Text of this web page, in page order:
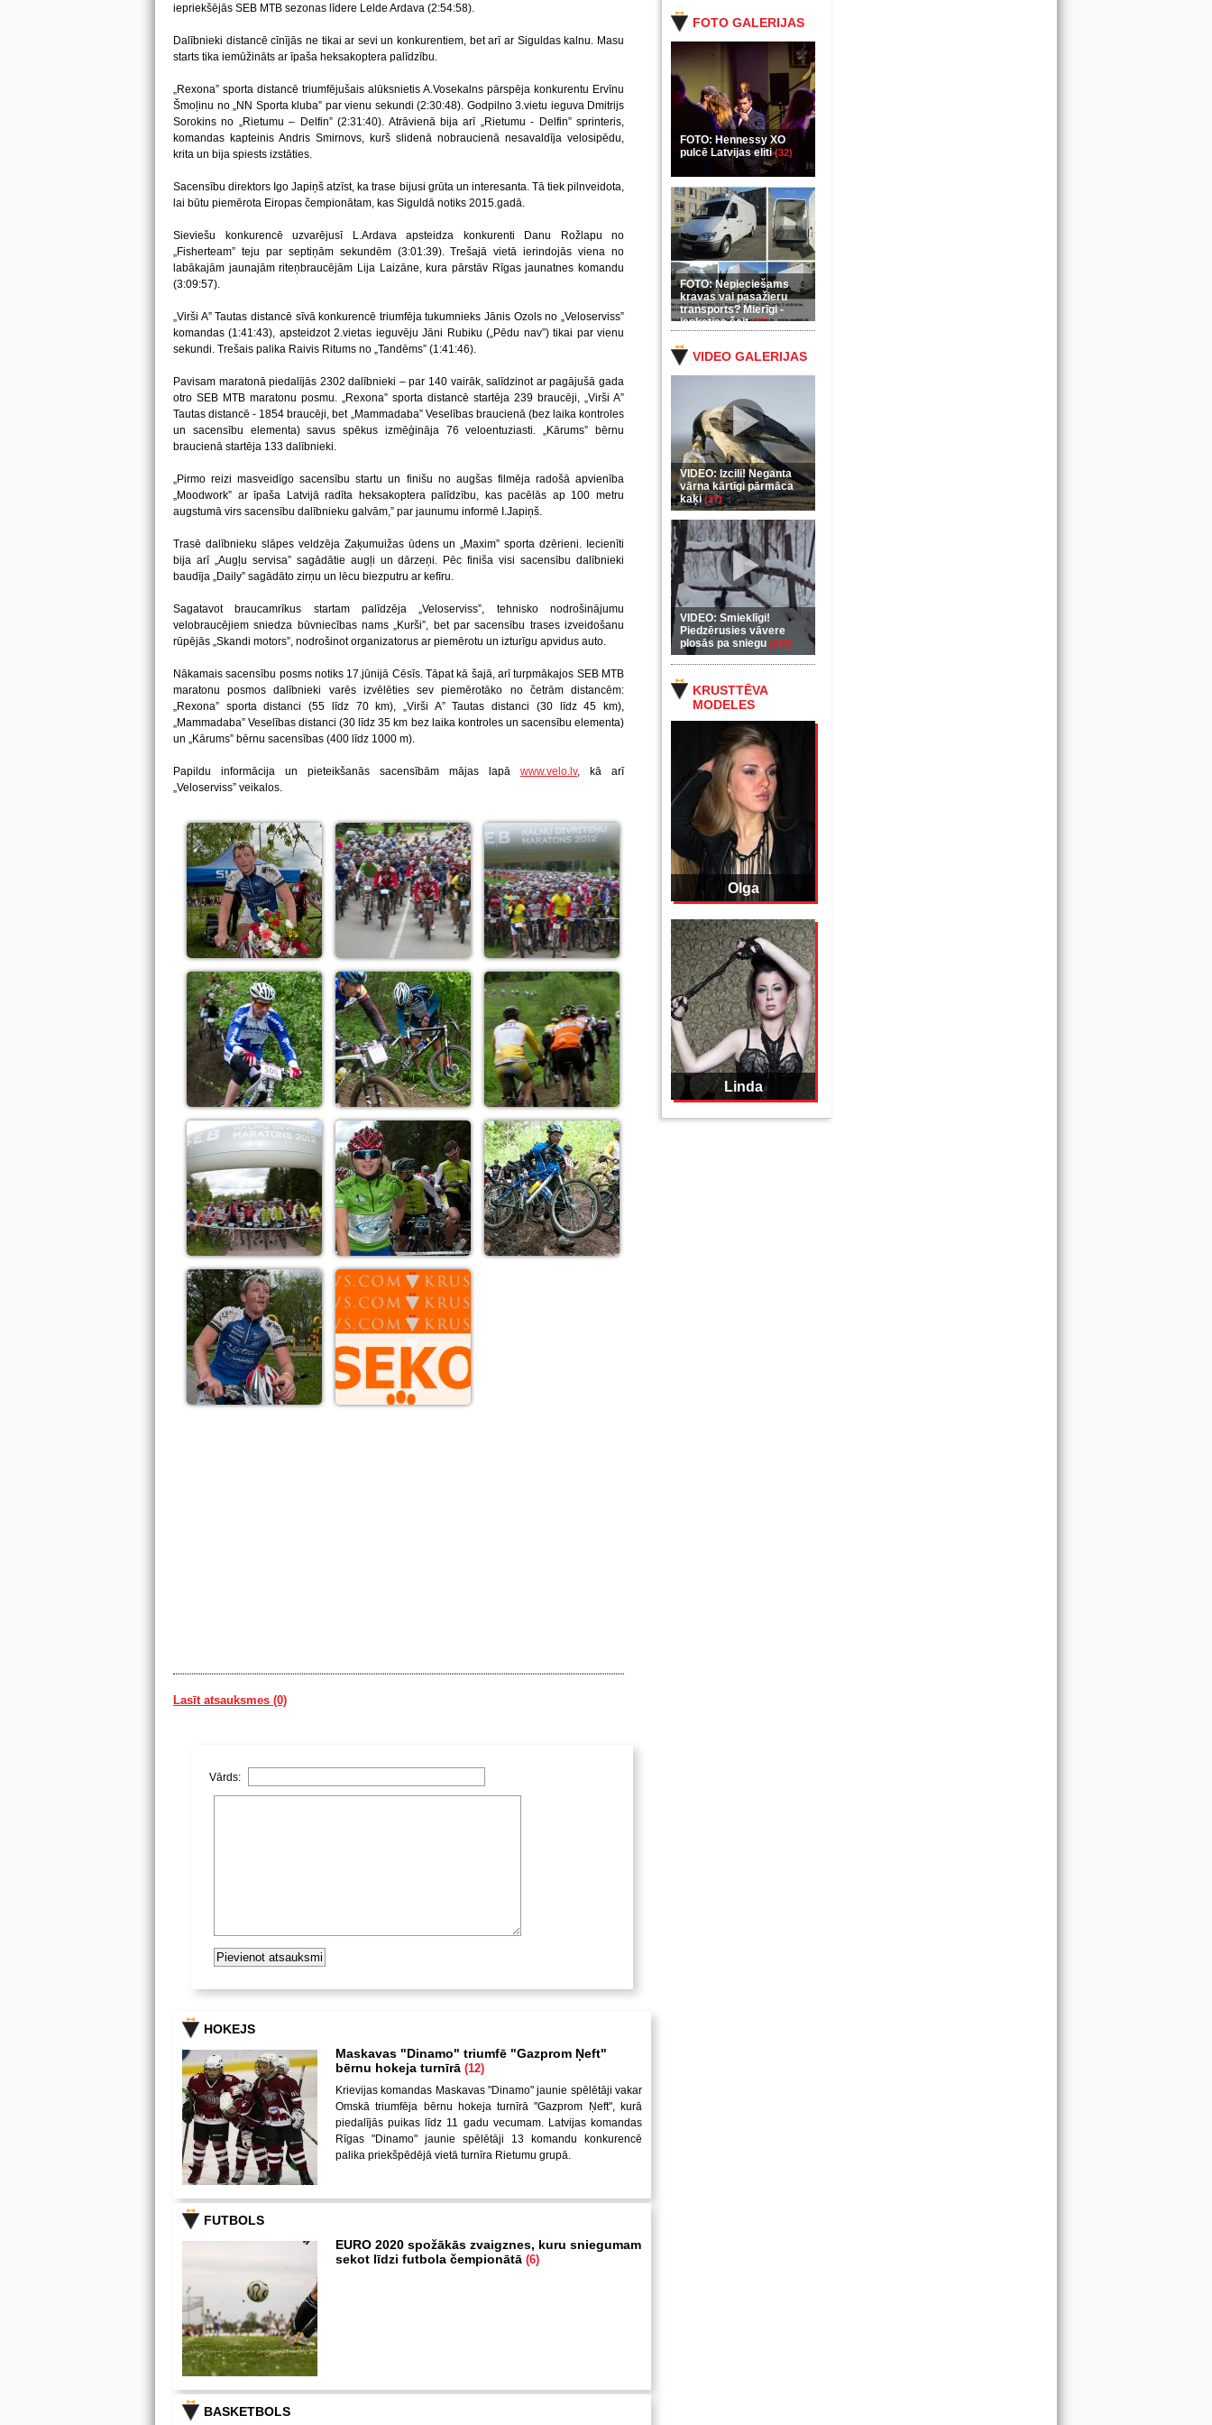
FOTO GALERIJAS
FOTO: Hennessy XO
pulcē Latvijas eliti(32)
FOTO: Nepieciešams
kravas vai pasažieru
transports? Mierīgi -
ieskaties šeit(35)
VIDEO GALERIJAS
VIDEO: Izcili! Neganta
vārna kārtīgi pārmāca
kaķi(37)
VIDEO: Smieklīgi!
Piedzērusies vāvere
plosās pa sniegu (255)
KRUSTTĒVA
MODELES
Olga
Linda
iepriekšējās SEB MTB sezonas līdere Lelde Ardava (2:54:58).
Dalībnieki distancē cīnījās ne tikai ar sevi un konkurentiem, bet arī ar Siguldas kalnu. Masu
starts tika iemūžināts ar īpaša heksakoptera palīdzību.
„Rexona” sporta distancē triumfējušais alūksnietis A.Vosekalns pārspēja konkurentu Ervīnu
Šmoļinu no „NN Sporta kluba” par vienu sekundi (2:30:48). Godpilno 3.vietu ieguva Dmitrijs
Sorokins no „Rietumu – Delfin” (2:31:40). Atrāvienā bija arī „Rietumu - Delfin” sprinteris,
komandas kapteinis Andris Smirnovs, kurš slidenā nobraucienā nesavaldīja velosipēdu,
krita un bija spiests izstāties.
Sacensību direktors Igo Japiņš atzīst, ka trase bijusi grūta un interesanta. Tā tiek pilnveidota,
lai būtu piemērota Eiropas čempionātam, kas Siguldā notiks 2015.gadā.
Sieviešu konkurencē uzvarējusī L.Ardava apsteidza konkurenti Danu Rožlapu no
„Fisherteam” teju par septiņām sekundēm (3:01:39). Trešajā vietā ierindojās viena no
labākajām jaunajām riteņbraucējām Lija Laizāne, kura pārstāv Rīgas jaunatnes komandu
(3:09:57).
„Virši A” Tautas distancē sīvā konkurencē triumfēja tukumnieks Jānis Ozols no „Veloserviss”
komandas (1:41:43), apsteidzot 2.vietas ieguvēju Jāni Rubiku („Pēdu nav”) tikai par vienu
sekundi. Trešais palika Raivis Ritums no „Tandēms” (1:41:46).
Pavisam maratonā piedalījās 2302 dalībnieki – par 140 vairāk, salīdzinot ar pagājušā gada
otro SEB MTB maratonu posmu. „Rexona” sporta distancē startēja 239 braucēji, „Virši A”
Tautas distancē - 1854 braucēji, bet „Mammadaba” Veselības braucienā (bez laika kontroles
un sacensību elementa) savus spēkus izmēģināja 76 veloentuziasti. „Kārums” bērnu
braucienā startēja 133 dalībnieki.
„Pirmo reizi masveidīgo sacensību startu un finišu no augšas filmēja radošā apvienība
„Moodwork” ar īpaša Latvijā radīta heksakoptera palīdzību, kas pacēlās ap 100 metru
augstumā virs sacensību dalībnieku galvām,” par jaunumu informē I.Japiņš.
Trasē dalībnieku slāpes veldzēja Zaķumuižas ūdens un „Maxim” sporta dzērieni. Iecienīti
bija arī „Augļu servisa” sagādātie augļi un dārzeņi. Pēc finiša visi sacensību dalībnieki
baudīja „Daily” sagādāto zirņu un lēcu biezputru ar kefīru.
Sagatavot braucamrīkus startam palīdzēja „Veloserviss”, tehnisko nodrošinājumu
velobraucējiem sniedza būvniecības nams „Kurši”, bet par sacensību trases izveidošanu
rūpējās „Skandi motors”, nodrošinot organizatorus ar piemērotu un izturīgu apvidus auto.
Nākamais sacensību posms notiks 17.jūnijā Cēsīs. Tāpat kā šajā, arī turpmākajos SEB MTB
maratonu posmos dalībnieki varēs izvēlēties sev piemērotāko no četrām distancēm:
„Rexona” sporta distanci (55 līdz 70 km), „Virši A” Tautas distanci (30 līdz 45 km),
„Mammadaba” Veselības distanci (30 līdz 35 km bez laika kontroles un sacensību elementa)
un „Kārums” bērnu sacensības (400 līdz 1000 m).
Papildu informācija un pieteikšanās sacensībām mājas lapā www.velo.lv, kā arī
„Veloserviss” veikalos.
Lasīt atsauksmes (0)
Vārds:
HOKEJS
Maskavas "Dinamo" triumfē "Gazprom Ņeft"
bērnu hokeja turnīrā (12)
Krievijas komandas Maskavas "Dinamo" jaunie spēlētāji vakar
Omskā triumfēja bērnu hokeja turnīrā "Gazprom Ņeft", kurā
piedalījās puikas līdz 11 gadu vecumam. Latvijas komandas
Rīgas "Dinamo" jaunie spēlētāji 13 komandu konkurencē
palika priekšpēdējā vietā turnīra Rietumu grupā.
FUTBOLS
EURO 2020 spožākās zvaigznes, kuru sniegumam
sekot līdzi futbola čempionātā (6)
BASKETBOLS